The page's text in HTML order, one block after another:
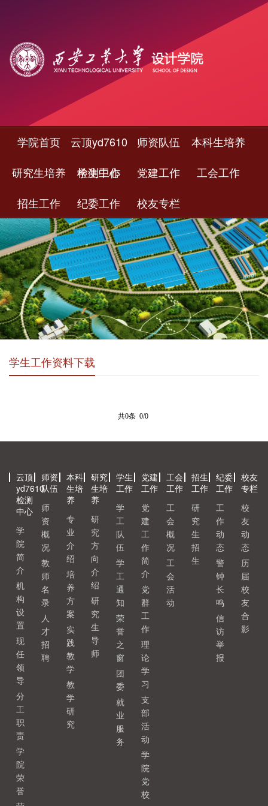
学院首页
云顶yd7610
检测中心
师资队伍
本科生培养
研究生培养
学生工作 党建工作
工会工作
招生工作
纪委工作 校友专栏
学生工作资料下载
共0条 0/0
云顶
yd7610
检测
中心
学
院
简
介
机
构
设
置
现
任
领
导
分
工
职
责
学
院
荣
誉
师资
队伍
师
资
概
况
教
师
名
录
人
才
招
聘
本科
生培
养
专
业
介
绍
培
养
方
案
实
践
教
学
教
学
研
究
研究
生培
养
研
究
方
向
介
绍
研
究
生
导
师
学生
工作
学
工
队
伍
学
工
通
知
荣
誉
之
窗
团
委
就
业
服
务
党建
工作
党
建
工
作
简
介
党
群
工
作
理
论
学
习
支
部
活
动
学
院
党
校
工会
工作
工
会
概
况
工
会
活
动
招生
工作
研
究
生
招
生
纪委
工作
工
作
动
态
警
钟
长
鸣
信
访
举
报
校友
专栏
校
友
动
态
历
届
校
友
合
影